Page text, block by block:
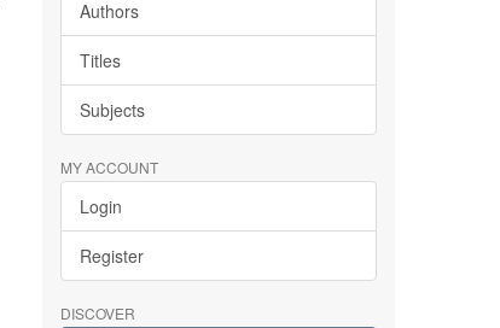
Authors
Titles
Subjects
MY ACCOUNT
Login
Register
DISCOVER